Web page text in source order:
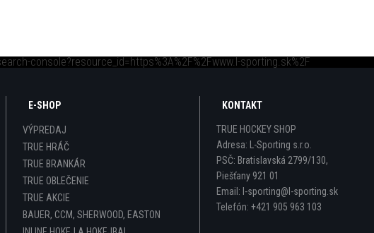
console?resource_id=https%3A%2F%2Fwww.l-sporting.sk%2F
E-SHOP
VÝPREDAJ
TRUE HRÁČ
TRUE BRANKÁR
TRUE OBLEČENIE
TRUE AKCIE
BAUER, CCM, SHERWOOD, EASTON
KONTAKT
TRUE HOCKEY SHOP
Adresa:
L-Sporting s.r.o.
PSČ: Bratislavská 2799/130,
Piešťany 921 01
Email: l-sporting@l-sporting.sk
Telefón: +421 905 963 103